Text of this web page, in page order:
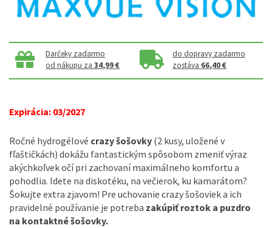
Darčeky zadarmo
od nákupu za34,99 €
do dopravy zadarmo
zostáva 66,40 €
Expirácia: 03/2027
Ročné hydrogélové crazy šošovky (2 kusy, uložené v
fľaštičkách) dokážu fantastickým spôsobom zmeniť výraz
akýchkoľvek očí pri zachovaní maximálneho komfortu a
pohodlia. Idete na diskotéku, na večierok, ku kamarátom?
Šokujte extra zjavom! Pre uchovanie crazy šošoviek a ich
pravidelné používanie je potreba zakúpiť roztok a puzdro
na kontaktné šošovky.